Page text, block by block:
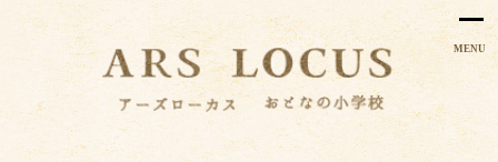
MENU